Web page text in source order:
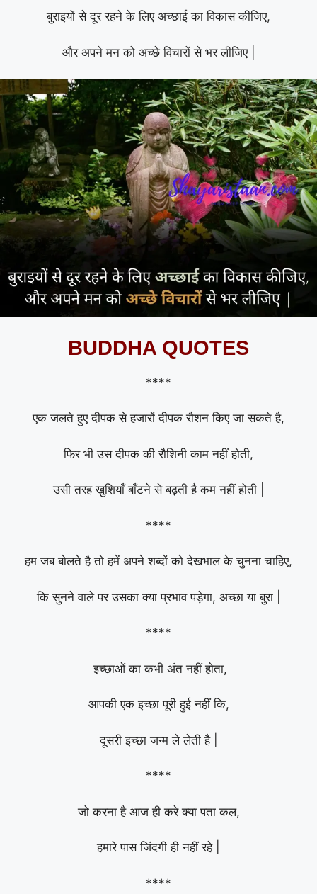
बुराइयों से दूर रहने के लिए अच्छाई का विकास कीजिए,
और अपने मन को अच्छे विचारों से भर लीजिए |
BUDDHA QUOTES
****
एक जलते हुए दीपक से हजारों दीपक रौशन किए जा सकते है,
फिर भी उस दीपक की रौशिनी काम नहीं होती,
उसी तरह खुशियाँ बाँटने से बढ़ती है कम नहीं होती |
****
हम जब बोलते है तो हमें अपने शब्दों को देखभाल के चुनना चाहिए,
कि सुनने वाले पर उसका क्या प्रभाव पड़ेगा, अच्छा या बुरा |
****
इच्छाओं का कभी अंत नहीं होता,
आपकी एक इच्छा पूरी हुई नहीं कि,
दूसरी इच्छा जन्म ले लेती है |
****
जो करना है आज ही करे क्या पता कल,
हमारे पास जिंदगी ही नहीं रहे |
****